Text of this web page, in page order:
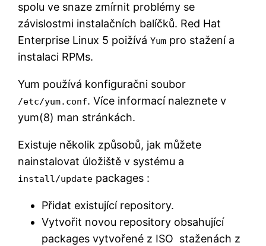
spolu ve snaze zmírnit problémy se
závislostmi instalačních balíčků. Red Hat
Enterprise Linux 5 poižíváYum pro stažení a
instalaci RPMs.
Yum používá konfiguračni soubor
/etc/yum.conf. Více informací naleznete v
yum(8) man stránkách.
Existuje několik způsobů, jak můžete
nainstalovat úložiště v systému a
install/update packages :
Přidat existující repository.
Vytvořit novou repository obsahující
packages vytvořené z ISO staženách z